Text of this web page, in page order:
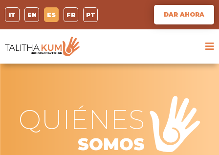
IT EN ES FR PT DAR AHORA
QUIÉNES
SOMOS